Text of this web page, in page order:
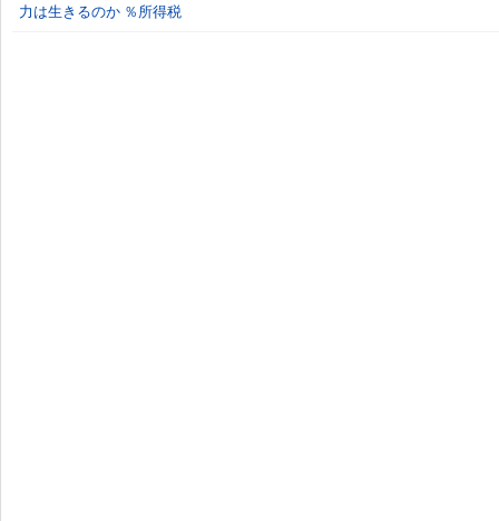
力は生きるのか ％所得税